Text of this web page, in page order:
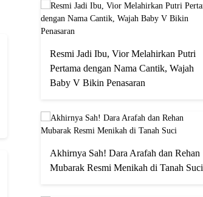
Resmi Jadi Ibu, Vior Melahirkan Putri
Pertama dengan Nama Cantik, Wajah
Baby V Bikin Penasaran
Akhirnya Sah! Dara Arafah dan Rehan
Mubarak Resmi Menikah di Tanah Suci